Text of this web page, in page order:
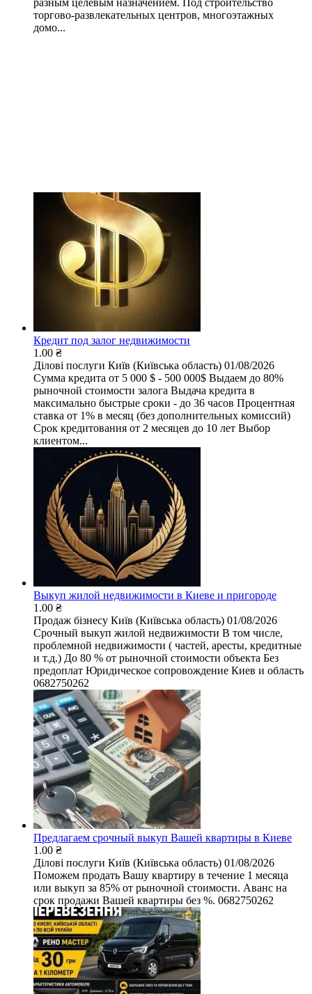
торгово-развлекательных центров, многоэтажных
домо...
Кредит под залог недвижимости
1.00 ₴
Ділові послуги Київ (Київська область) 01/08/2026
Сумма кредита от 5 000 $ - 500 000$ Выдаем до 80%
рыночной стоимости залога Выдача кредита в
максимально быстрые сроки - до 36 часов Процентная
ставка от 1% в месяц (без дополнительных комиссий)
Срок кредитования от 2 месяцев до 10 лет Выбор
клиентом...
Выкуп жилой недвижимости в Киеве и пригороде
1.00 ₴
Продаж бізнесу Київ (Київська область) 01/08/2026
Срочный выкуп жилой недвижимости В том числе,
проблемной недвижимости ( частей, аресты, кредитные
и т.д.) До 80 % от рыночной стоимости объекта Без
предоплат Юридическое сопровождение Киев и область
0682750262
Предлагаем срочный выкуп Вашей квартиры в Киеве
1.00 ₴
Ділові послуги Київ (Київська область) 01/08/2026
Поможем продать Вашу квартиру в течение 1 месяца
или выкуп за 85% от рыночной стоимости. Аванс на
срок продажи Вашей квартиры без %. 0682750262